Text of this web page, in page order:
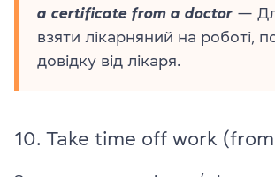
a certificate from a doctor —
взяти лікарняний на роботі,
довідку від лікаря.
10. Take time off work